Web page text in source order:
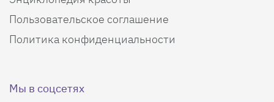
Пользовательское соглашение
Политика конфиденциальности
Мы в соцсетях